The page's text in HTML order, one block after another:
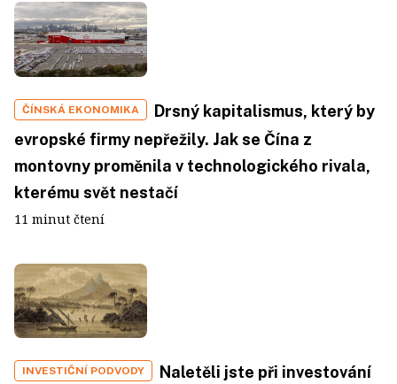
ČÍNSKÁ EKONOMIKA
Drsný kapitalismus, který by
evropské firmy nepřežily. Jak se Čína z
montovny proměnila v technologického rivala,
kterému svět nestačí
11 minut čtení
INVESTIČNÍ PODVODY
Naletěli jste při investování